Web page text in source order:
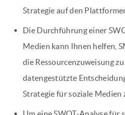
Strategie auf den
Die Durchführung einer
Medien kann Ihnen helfen,
die Ressourcenzuweisung zu
datengestützte
Strategie für soziale Medien